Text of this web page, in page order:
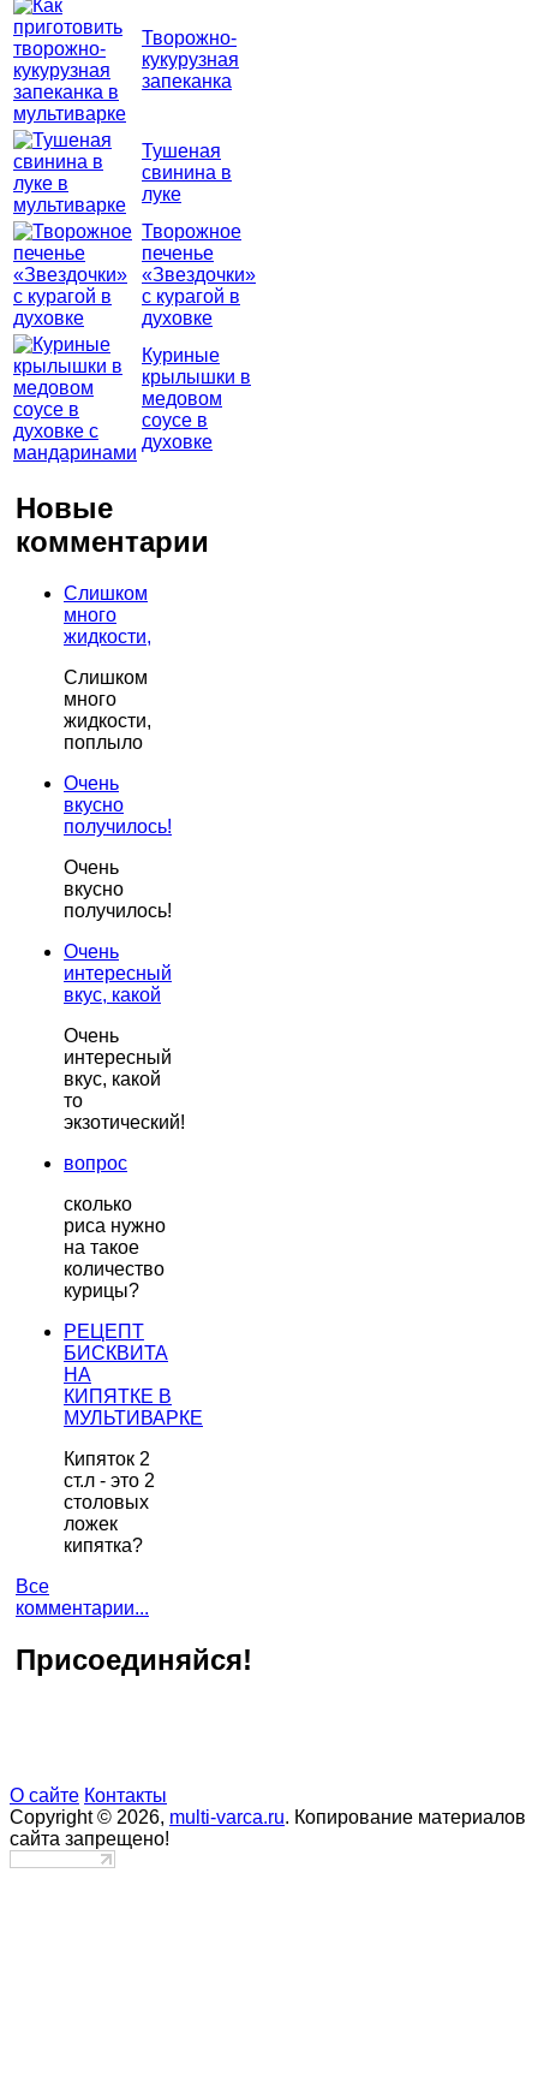
Творожно-
кукурузная
запеканка
Тушеная
свинина в
луке
Творожное
печенье
«Звездочки»
с курагой в
духовке
Куриные
крылышки в
медовом
соусе в
духовке
Новые
комментарии
Слишком
много
жидкости,
Слишком
много
жидкости,
поплыло
Очень
вкусно
получилось!
Очень
вкусно
получилось!
Очень
интересный
вкус, какой
Очень
интересный
вкус, какой
то
экзотический!
вопрос
сколько
риса нужно
на такое
количество
курицы?
РЕЦЕПТ
БИСКВИТА
НА
КИПЯТКЕ В
МУЛЬТИВАРКЕ
Кипяток 2
ст.л - это 2
столовых
ложек
кипятка?
Все
комментарии...
Присоединяйся!
О сайте Контакты
Copyright © 2026, multi-varca.ru. Копирование материалов
сайта запрещено!